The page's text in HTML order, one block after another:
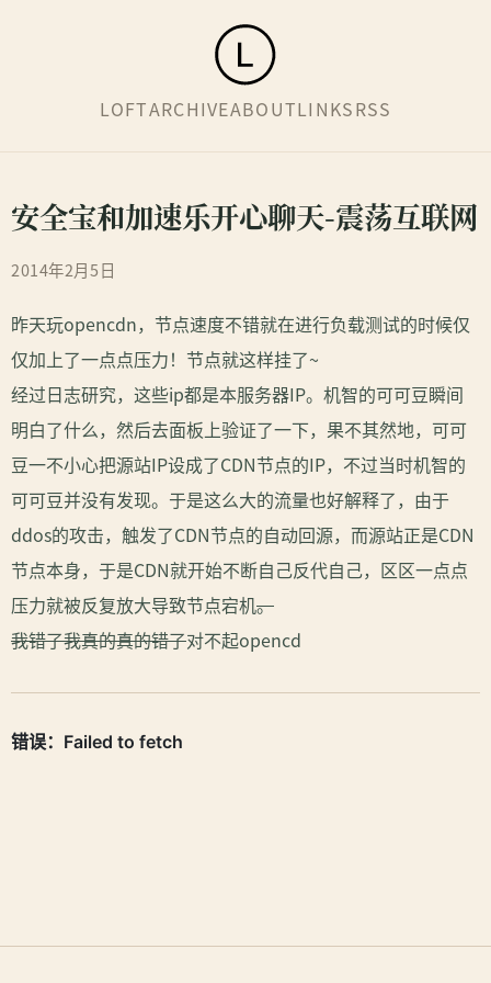
LOFTARCHIVEABOUTLINKSRSS
安全宝和加速乐开心聊天-震荡互联网
2014年2月5日
昨天玩opencdn，节点速度不错就在进行负载测试的时候仅
仅加上了一点点压力！节点就这样挂了~
经过日志研究，这些ip都是本服务器IP。机智的可可豆瞬间
明白了什么，然后去面板上验证了一下，果不其然地，可可
豆一不小心把源站IP设成了CDN节点的IP，不过当时机智的
可可豆并没有发现。于是这么大的流量也好解释了，由于
ddos的攻击，触发了CDN节点的自动回源，而源站正是CDN
节点本身，于是CDN就开始不断自己反代自己，区区一点点
压力就被反复放大导致节点宕机。
我错了我真的真的错了对不起opencd